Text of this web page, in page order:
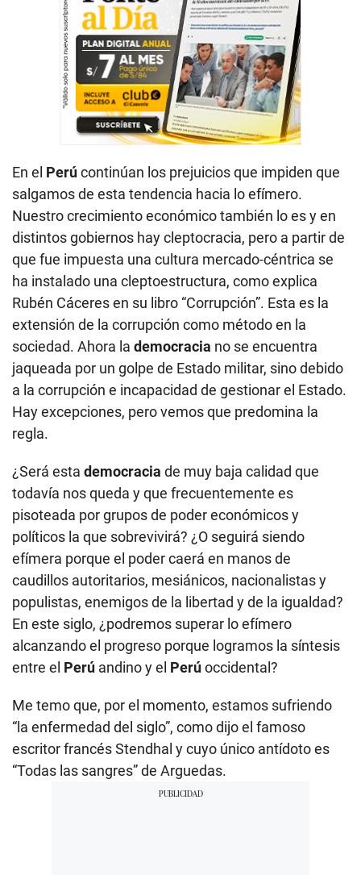
En el Perúcontinúan los prejuicios que impiden que
salgamos de esta tendencia hacia lo efímero.
Nuestro crecimiento económico también lo es y en
distintos gobiernos hay cleptocracia, pero a partir de
que fue impuesta una cultura mercado-céntrica se
ha instalado una cleptoestructura, como explica
Rubén Cáceres en su libro “Corrupción”. Esta es la
extensión de la corrupción como método en la
sociedad. Ahora la democracia no se encuentra
jaqueada por un golpe de Estado militar, sino debido
a la corrupción e incapacidad de gestionar el Estado.
Hay excepciones, pero vemos que predomina la
regla.
¿Será esta democracia de muy baja calidad que
todavía nos queda y que frecuentemente es
pisoteada por grupos de poder económicos y
políticos la que sobrevivirá? ¿O seguirá siendo
efímera porque el poder caerá en manos de
caudillos autoritarios, mesiánicos, nacionalistas y
populistas, enemigos de la libertad y de la igualdad?
En este siglo, ¿podremos superar lo efímero
alcanzando el progreso porque logramos la síntesis
entre el Perú andino y el Perúoccidental?
Me temo que, por el momento, estamos sufriendo
“la enfermedad del siglo”, como dijo el famoso
escritor francés Stendhal y cuyo único antídoto es
“Todas las sangres” de Arguedas.